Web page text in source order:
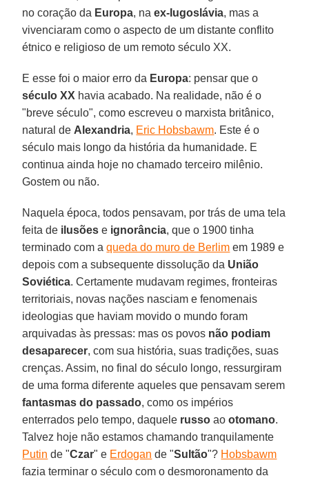
no coração da Europa, naex-Iugoslávia, mas a
vivenciaram como o aspecto de um distante conflito
étnico e religioso de um remoto século XX.
E esse foi o maior erro da Europa: pensar que o
século XX havia acabado. Na realidade, não é o
"breve século", como escreveu o marxista britânico,
natural de Alexandria, Eric Hobsbawm. Este é o
século mais longo da história da humanidade. E
continua ainda hoje no chamado terceiro milênio.
Gostem ou não.
Naquela época, todos pensavam, por trás de uma tela
feita de ilusões e ignorância, que o 1900 tinha
terminado com aqueda do muro de Berlim em 1989 e
depois com a subsequente dissolução da União
Soviética. Certamente mudavam regimes, fronteiras
territoriais, novas nações nasciam e fenomenais
ideologias que haviam movido o mundo foram
arquivadas às pressas: mas os povos não podiam
desaparecer, com sua história, suas tradições, suas
crenças. Assim, no final do século longo, ressurgiram
de uma forma diferente aqueles que pensavam serem
fantasmas do passado, como os impérios
enterrados pelo tempo, daquele russo aootomano.
Talvez hoje não estamos chamando tranquilamente
Putin de "Czar" e Erdogan de "Sultão"? Hobsbawm
fazia terminar o século com o desmoronamento da